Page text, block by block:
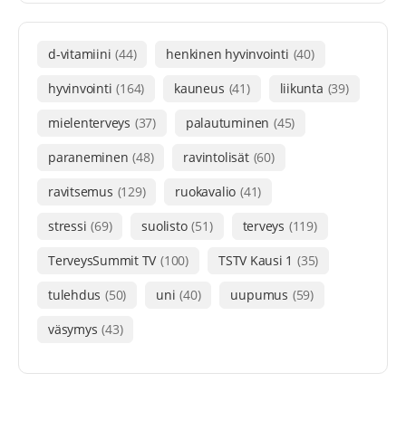
d-vitamiini (44) henkinen hyvinvointi (40)
hyvinvointi (164) kauneus (41) liikunta (39)
mielenterveys (37) palautuminen (45)
paraneminen (48) ravintolisät (60)
ravitsemus (129) ruokavalio (41)
stressi (69) suolisto (51) terveys (119)
TerveysSummit TV (100) TSTV Kausi 1 (35)
tulehdus (50) uni (40) uupumus (59)
väsymys (43)